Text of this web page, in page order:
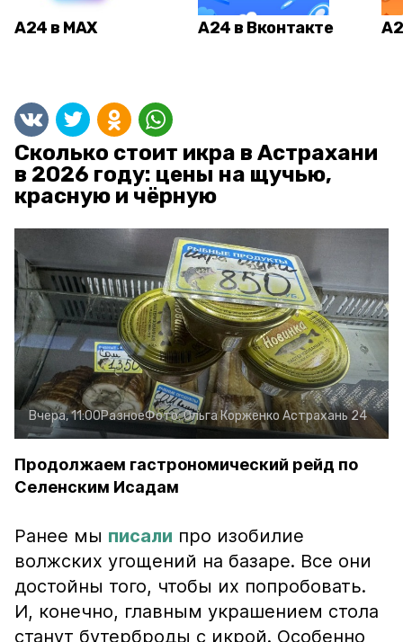
А24 в MAX А24 в Вконтакте
Сколько стоит икра в Астрахани
в 2026 году: цены на щучью,
красную и чёрную
Вчера, 11:00РазноеФото:Ольга Корженко Астрахань 24
Продолжаем гастрономический рейд по
Селенским Исадам
Ранее мы писали про изобилие
волжских угощений на базаре. Все они
достойны того, чтобы их попробовать.
И, конечно, главным украшением стола
станут бутерброды с икрой. Особенно